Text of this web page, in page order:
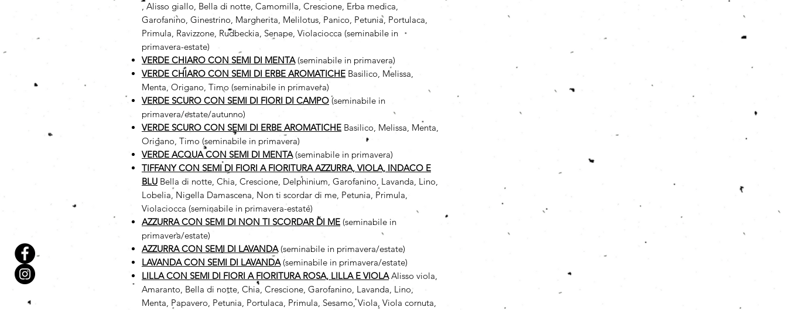
, Alisso giallo, Bella di notte, Camomilla, Crescione, Erba medica,
Garofanino, Ginestrino, Margherita, Melilotus, Panico, Petunia, Portulaca,
Primula, Ravizzone, Rudbeckia, Senape, Violaciocca (seminabile in
primavera-estate)
VERDE CHIARO CON SEMI DI MENTA (seminabile in primavera)
VERDE CHIARO CON SEMI DI ERBE AROMATICHE Basilico, Melissa,
Menta, Origano, Timo (seminabile in primavera)
VERDE SCURO CON SEMI DI FIORI DI CAMPO(seminabile in
primavera/estate/autunno)
VERDE SCURO CON SEMI DI ERBE AROMATICHE Basilico, Melissa, Menta,
Origano, Timo (seminabile in primavera)
VERDE ACQUA CON SEMI DI MENTA(seminabile in primavera)
TIFFANY CON SEMI DI FIORI A FIORITURA AZZURRA, VIOLA, INDACO E
BLU Bella di notte, Chia, Crescione, Delphinium, Garofanino, Lavanda, Lino,
Lobelia, Nigella Damascena, Non ti scordar di me, Petunia, Primula,
Violaciocca (seminabile in primavera-estate)
AZZURRA CON SEMI DI NON TI SCORDAR DI ME (seminabile in
primavera/estate)
AZZURRA CON SEMI DI LAVANDA(seminabile in primavera/estate)
LAVANDA CON SEMI DI LAVANDA(seminabile in primavera/estate)
LILLA CON SEMI DI FIORI A FIORITURA ROSA, LILLA E VIOLAAlisso viola,
Amaranto, Bella di notte, Chia, Crescione, Garofanino, Lavanda, Lino,
Menta, Papavero, Petunia, Portulaca, Primula, Sesamo, Viola, Viola cornuta,